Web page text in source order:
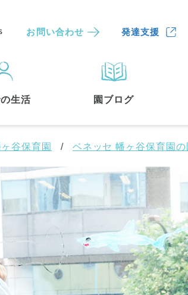
お問い合わせ 発達支援
生活 園ブログ
保育園 を探す
港区 文京区(3)
世田谷区(1) 渋谷区(2)
谷保育園 ベネッセ 幡ヶ谷保育園